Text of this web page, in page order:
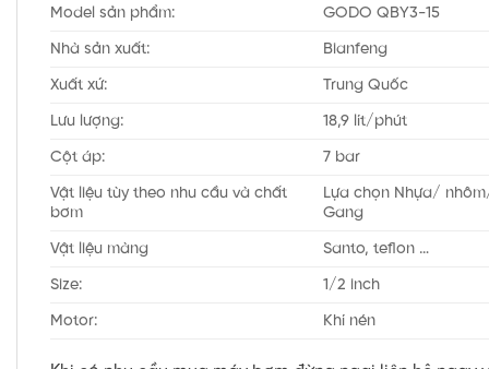
Model sản phẩm: GODO QBY3-15
Nhà sản xuất: Bianfeng
Xuất xứ: Trung Quốc
Lưu lượng: 18,9 lít/phút
Cột áp: 7 bar
Vật liệu tùy theo nhu cầu và chất
bơm
Lựa chọn Nhựa/
Gang
Vật liệu màng Santo, teflon …
Size: 1/2 inch
Motor: Khí nén